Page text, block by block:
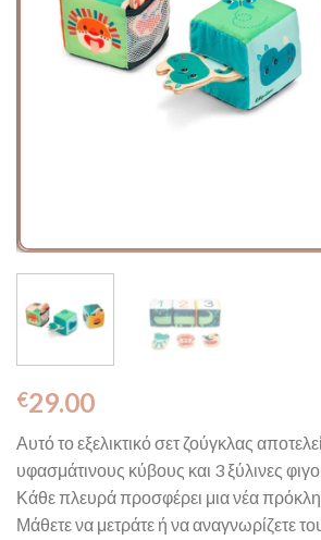
€29.00
Αυτό το εξελικτικό σετ ζούγκλας
υφασμάτινους κύβους και 3 ξύλινες
Κάθε πλευρά προσφέρει μια νέα
Μάθετε να μετράτε ή να αναγνωρίζετε